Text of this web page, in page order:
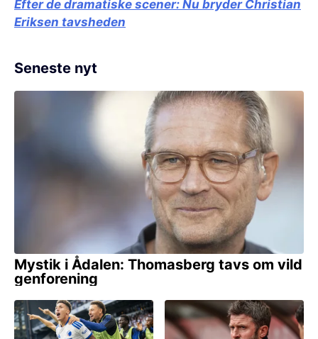
Efter de dramatiske scener: Nu bryder Christian
Eriksen tavsheden
Seneste nyt